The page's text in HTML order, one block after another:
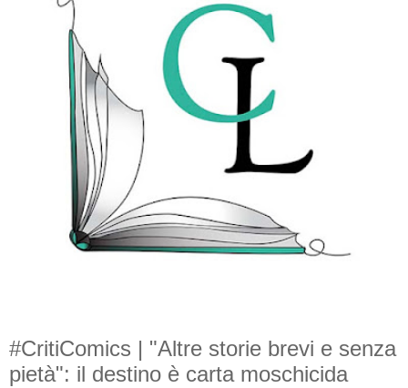
#CritiComics | "Altre storie brevi e senza
pietà": il destino è carta moschicida